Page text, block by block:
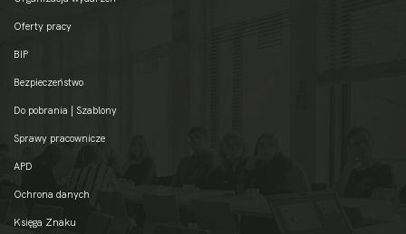
Oferty pracy
BIP
Bezpieczeństwo
Do pobrania | Szablony
Sprawy pracownicze
APD
Ochrona danych
Księga Znaku